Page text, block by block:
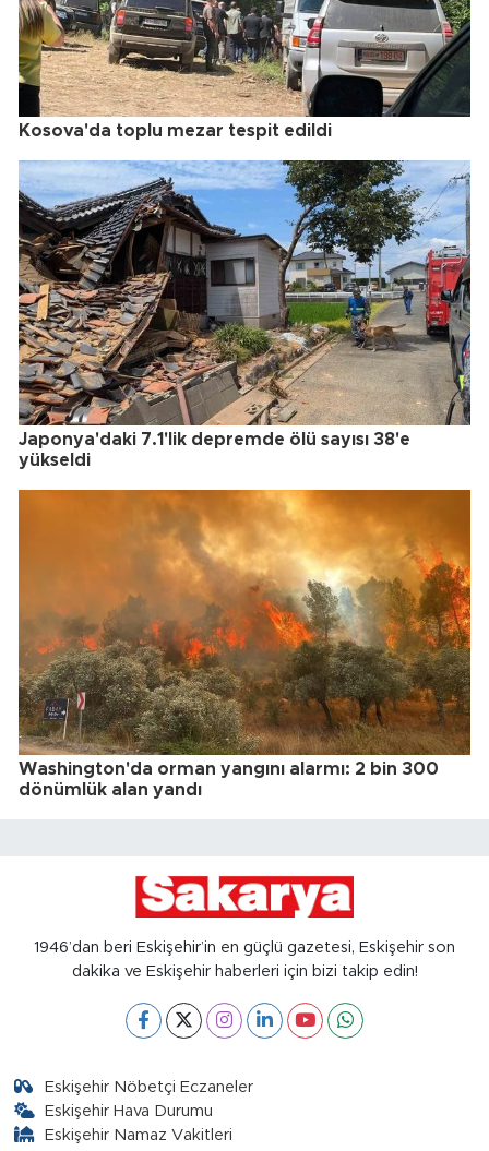
Kosova'da toplu mezar tespit edildi
Japonya'daki 7.1'lik depremde ölü sayısı 38'e
yükseldi
Washington'da orman yangını alarmı: 2 bin 300
dönümlük alan yandı
1946’dan beri Eskişehir’in en güçlü gazetesi, Eskişehir son
dakika ve Eskişehir haberleri için bizi takip edin!
Eskişehir Nöbetçi Eczaneler
Eskişehir Hava Durumu
Eskişehir Namaz Vakitleri